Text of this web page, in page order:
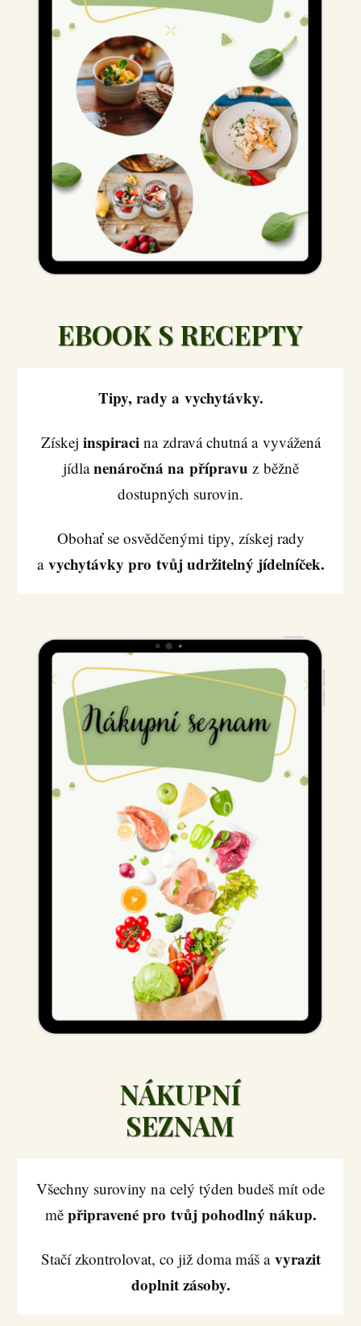
EBOOK S RECEPTY
Tipy, rady a vychytávky.
Získej inspiracina zdravá chutná a vyvážená
jídlanenáročná na přípravu z běžně
dostupných surovin.
Obohať se osvědčenými tipy, získej rady
a vychytávky pro tvůj udržitelný jídelníček.
NÁKUPNÍ
SEZNAM
Všechny suroviny na celý týden budeš mít ode
mě připravené pro tvůj pohodlný nákup.
Stačí zkontrolovat, co již doma máš a vyrazit
doplnit zásoby.